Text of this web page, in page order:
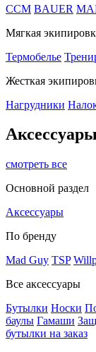
CCM BAUER
Мягкая
Термобелье
Жесткая
Нагрудники
Аксессуары
смотреть все
Основной раздел
Аксессуары
По бренду
Mad Guy TSP
Все аксессуары
Бутылки Носки
баулы Гамаши
бутылки на заказ